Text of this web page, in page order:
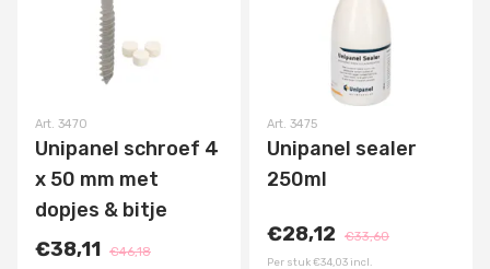
Art. 3470
Unipanel schroef 4
x 50 mm met
dopjes & bitje
€38,11 €46,18
Art. 3475
Unipanel sealer
250ml
€28,12 €33,60
Per stuk€34,03 incl.